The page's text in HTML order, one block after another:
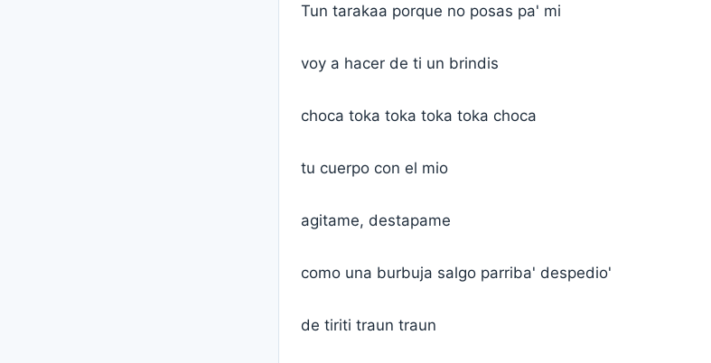
Tun tarakaa porque no posas pa' mi
voy a hacer de ti un brindis
choca toka toka toka toka choca
tu cuerpo con el mio
agitame, destapame
como una burbuja salgo parriba' despedio'
de tiriti traun traun